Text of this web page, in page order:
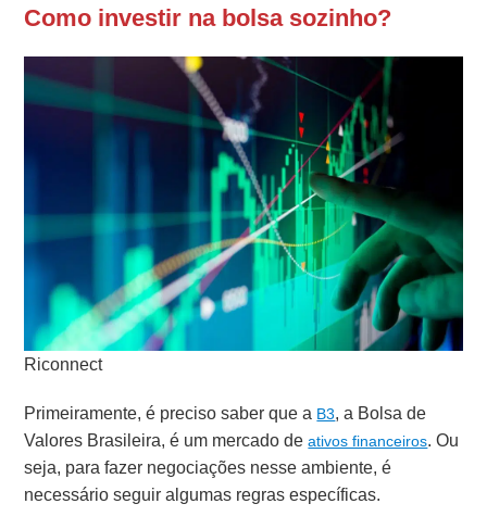
Como investir na bolsa sozinho?
Riconnect
Primeiramente, é preciso saber que a B3, a Bolsa de
Valores Brasileira, é um mercado deativos financeiros. Ou
seja, para fazer negociações nesse ambiente, é
necessário seguir algumas regras específicas.